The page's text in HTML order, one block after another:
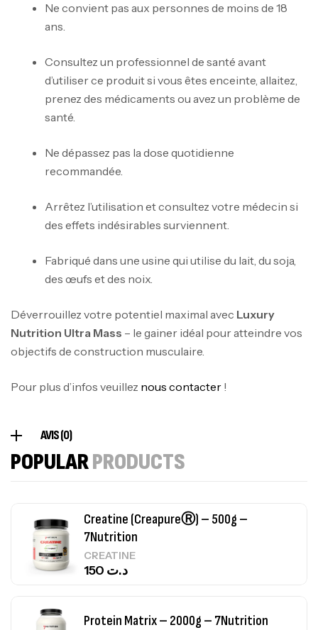
Ne convient pas aux personnes de moins de 18
ans.
Consultez un professionnel de santé avant
d’utiliser ce produit si vous êtes enceinte, allaitez,
prenez des médicaments ou avez un problème de
santé.
Ne dépassez pas la dose quotidienne
recommandée.
Arrêtez l’utilisation et consultez votre médecin si
des effets indésirables surviennent.
Fabriqué dans une usine qui utilise du lait, du soja,
des œufs et des noix.
Déverrouillez votre potentiel maximal avec Luxury
Nutrition Ultra Mass – le gainer idéal pour atteindre vos
objectifs de construction musculaire.
Pour plus d’infos veuillez nous contacter !
AVIS (0)
POPULARPRODUCTS
Biotech USA
CREATINE
100% Pure Whey – 2,27kg – BIOTECHUSA
Autres
د.ت
Creatine (CreapureⓇ) – 500g –
7Nutrition
CREATINE
د.ت
Protein Matrix – 2000g – 7Nutrition